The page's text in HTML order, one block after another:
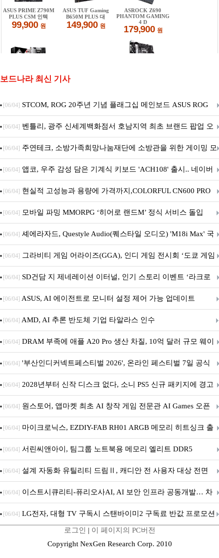
보드나라 최신 기사
[06/04] STCOM, ROG 20주년 기념 플래그십 메인보드 ASUS ROG
Crosshair X870E EDITION 20 국내 출시 예정
[06/04] 벤틀리, 광주 신세계백화점서 호남지역 최초 브랜드 팝업 오
픈
[06/04] 주연테크, 소방가족희망나눔재단에 소방관을 위한 게이밍 모
니터·스마트 펫 침대 기부
[06/04] 앱코, 우주 감성 담은 기계식 키보드 'ACH108' 출시.. 네이버
브랜드데이 기획전 진행
[06/04] 현실적 고성능과 용량에 가격까지,COLORFUL CN600 PRO
M.2 NVMe 디앤디컴 1TB
[06/04] 모바일 파밍 MMORPG ‘히어로 랜드M’ 정식 서비스 돌입
[06/04] 셰에라자드, Questyle Audio(퀘스타일 오디오) 'M18i Max' 국
내 정식 출시
[06/04] 그라비티 게임 어라이즈(GGA), 인디 게임 전시회 ‘도쿄 게임
던전 13’ 참가!
[06/04] SD건담 지 제네레이션 이터널, 인기 스토리 이벤트 ‘라크로
아의 용사’ 재개최 및 풍성한 기념 이벤트 실시!
[06/04] ASUS, AI 에이전트로 모니터 설정 제어 가능 업데이트
[06/04] AMD, AI 추론 반도체 기업 타알라스 인수
[06/04] DRAM 부족에 애플 A20 Pro 생산 차질, 10억 달러 규모 웨이
퍼 대기
[06/04] '부산인디커넥트페스티벌 2026', 온라인 페스티벌 7일 공식
개막... 22일간 진행
[06/04] 2028년부터 신작 디스크 없다, 소니 PS5 신규 패키지에 경고
문 추가
[06/04] 원스토어, 앱마켓 최초 AI 창작 게임 전문관 AI Games 오픈
[06/04] 마이크로닉스, EZDIY-FAB RH01 ARGB 메모리 히트싱크 출
시
[06/04] 서린씨앤아이, 팀그룹 노트북용 메모리 엘리트 DDR5
5600MHz 16GB 출시
[06/04] 설계 자동화 유틸리티 드림Ⅱ, 캐디안 전 사용자 대상 전면
무상 배포
[06/04] 이스트시큐리티-퓨리오사AI, AI 보안 인프라 공동개발… 차
세대 AI 보안 플랫폼 구축
[06/04] LG전자, 대형 TV 구독시 스탠바이미2 구독료 반값 프로모션
로그인 | 이 페이지의 PC버전
Copyright NexGen Research Corp. 2010